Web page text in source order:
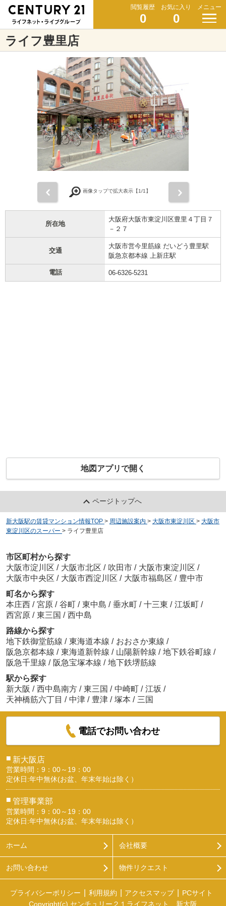
閲覧履歴
0
お気に入り
0
メニュー
ライフ豊里店
画像タップで拡大表示【1/1】
所在地
大阪府大阪市東淀川区豊里４丁目７
－２７
交通
大阪市営今里筋線 だいどう豊里駅
阪急京都本線 上新庄駅
電話 06-6326-5231
地図アプリで開く
ページトップへ
新大阪駅の賃貸マンション情報TOP > 周辺施設案内 > 大阪市東淀川区 > 大阪市
東淀川区のスーパー > ライフ豊里店
市区町村から探す
大阪市淀川区 / 大阪市北区 / 吹田市 / 大阪市東淀川区 /
大阪市中央区 / 大阪市西淀川区 / 大阪市福島区 / 豊中市
町名から探す
本庄西 / 宮原 / 谷町 / 東中島 / 垂水町 / 十三東 / 江坂町 /
西宮原 / 東三国 / 西中島
路線から探す
地下鉄御堂筋線 / 東海道本線 / おおさか東線 /
阪急京都本線 / 東海道新幹線 / 山陽新幹線 / 地下鉄谷町線 /
阪急千里線 / 阪急宝塚本線 / 地下鉄堺筋線
駅から探す
新大阪 / 西中島南方 / 東三国 / 中崎町 / 江坂 /
天神橋筋六丁目 / 中津 / 豊津 / 塚本 / 三国
電話でお問い合わせ
■ 新大阪店
営業時間：9：00～19：00
定休日:年中無休(お盆、年末年始は除く）
■ 管理事業部
営業時間：9：00～19：00
定休日:年中無休(お盆、年末年始は除く）
ホーム 会社概要
お問い合わせ 物件リクエスト
プライバシーポリシー 利用規約 アクセスマップ
PCサイト
Copyright(c) センチュリー２１ライフネット 新大阪